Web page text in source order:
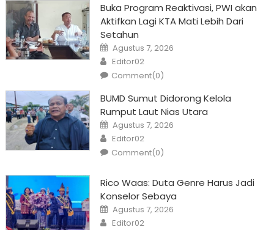
Buka Program Reaktivasi, PWI akan
Aktifkan Lagi KTA Mati Lebih Dari
Setahun
Posted
on
Agustus 7, 2026
Author
Editor02
Comment(0)
BUMD Sumut Didorong Kelola
Rumput Laut Nias Utara
Posted
on
Agustus 7, 2026
Author
Editor02
Comment(0)
Rico Waas: Duta Genre Harus Jadi
Konselor Sebaya
Posted
on
Agustus 7, 2026
Author
Editor02